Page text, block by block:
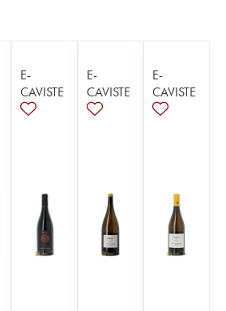
E-
CAVISTE
E-
CAVISTE
E-
CAVISTE